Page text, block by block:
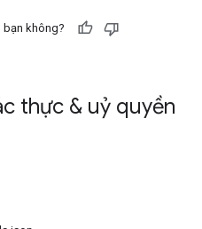
bạn không?
thực & uỷ quyền